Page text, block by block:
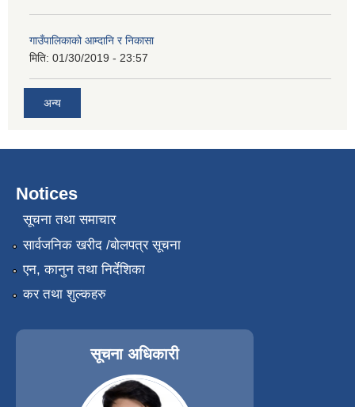
गाउँपालिकाको आम्दानि र निकासा
मिति: 01/30/2019 - 23:57
अन्य
Notices
सूचना तथा समाचार
सार्वजनिक खरीद /बोलपत्र सूचना
एन, कानुन तथा निर्देशिका
कर तथा शुल्कहरु
सूचना अधिकारी